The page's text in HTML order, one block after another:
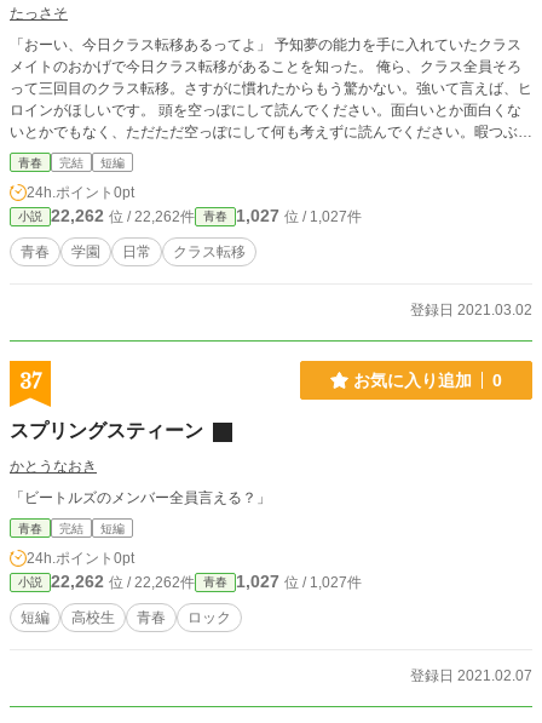
たっさそ
「おーい、今日クラス転移あるってよ」 予知夢の能力を手に入れていたクラス
メイトのおかげで今日クラス転移があることを知った。 俺ら、クラス全員そろ
って三回目のクラス転移。さすがに慣れたからもう驚かない。強いて言えば、ヒ
ロインがほしいです。 頭を空っぽにして読んでください。面白いとか面白くな
いとかでもなく、ただただ空っぽにして何も考えずに読んでください。暇つぶし
にでもなればそれでいいです。
青春 完結 短編
24h.ポイント 0pt
小説 22,262 位 / 22,262件 青春 1,027 位 / 1,027件
青春 学園 日常 クラス転移
登録日 2021.03.02
37 お気に入り追加 0
スプリングスティーン
かとうなおき
「ビートルズのメンバー全員言える？」
青春 完結 短編
24h.ポイント 0pt
小説 22,262 位 / 22,262件 青春 1,027 位 / 1,027件
短編 高校生 青春 ロック
登録日 2021.02.07